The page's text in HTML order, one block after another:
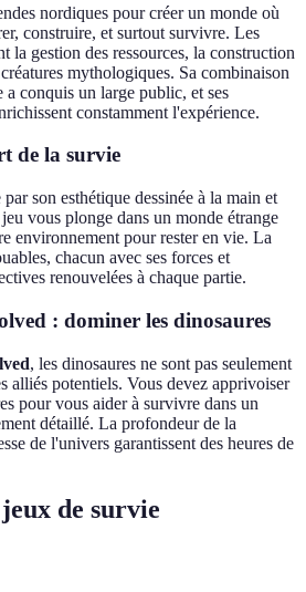
nordiques pour créer un monde où
construire, et surtout survivre. Les
la gestion des ressources, la construction
mythologiques. Sa combinaison
conquis un large public, et ses
constamment l'expérience.
de la survie
son esthétique dessinée à la main et
vous plonge dans un monde étrange
environnement pour rester en vie. La
chacun avec ses forces et
renouvelées à chaque partie.
: dominer les dinosaures
, les dinosaures ne sont pas seulement
alliés potentiels. Vous devez apprivoiser
pour vous aider à survivre dans un
détaillé. La profondeur de la
de l'univers garantissent des heures de
de survie